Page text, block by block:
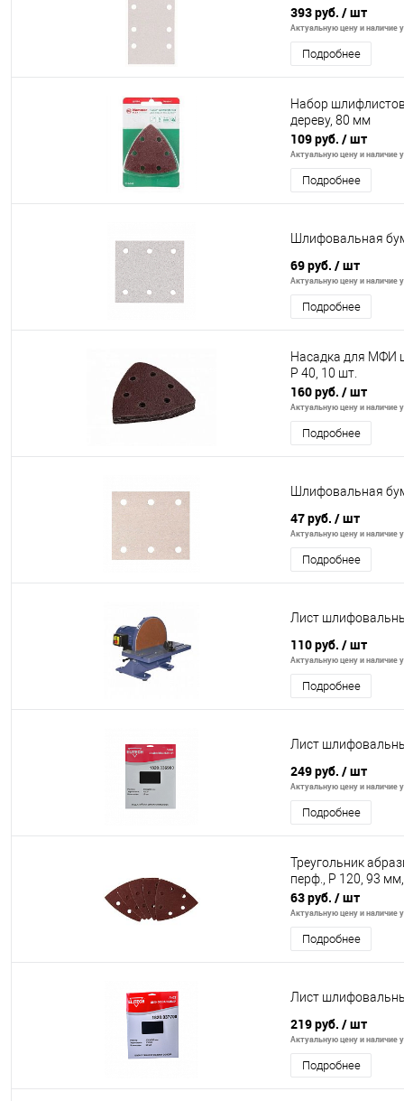
393 руб. / шт
Актуальную цену и наличие
Подробнее
Набор
дереву, 80 мм
109 руб. / шт
Актуальную цену и наличие
Подробнее
Шлифовальная
69 руб. / шт
Актуальную цену и наличие
Подробнее
Насадка для МФИ
P 40, 10 шт.
160 руб. / шт
Актуальную цену и наличие
Подробнее
Шлифовальная
47 руб. / шт
Актуальную цену и наличие
Подробнее
Лист
110 руб. / шт
Актуальную цену и наличие
Подробнее
Лист
249 руб. / шт
Актуальную цену и наличие
Подробнее
Треугольник
перф., P 120, 93
63 руб. / шт
Актуальную цену и наличие
Подробнее
Лист
219 руб. / шт
Актуальную цену и наличие
Подробнее